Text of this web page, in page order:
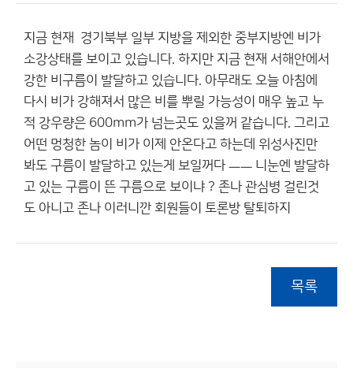
지금 현재 경기북부 일부 지방을 제외한 중부지방엔 비가
소강상태를 보이고 있습니다. 하지만 지금 현재 서해안에서
강한 비구름이 발달하고 있습니다. 아무래도 오늘 아침에
다시 비가 강해져서 많은 비를 뿌릴 가능성이 매우 높고 누
적 강우량은 600mm가 넘는곳도 있을꺼 같습니다. 그리고
어떤 멍청한 놈이 비가 이제 안온다고 하는데 위성사진만
봐도 구름이 발달하고 있는게 보일꺼다 ㅡㅡ 니눈엔 발달하
고 있는 구름이 뜬 구름으로 보이냐 ? 존나 관심병 걸린것
도 아니고 존나 이러니깐 회원들이 토론방 탈퇴하지
목록